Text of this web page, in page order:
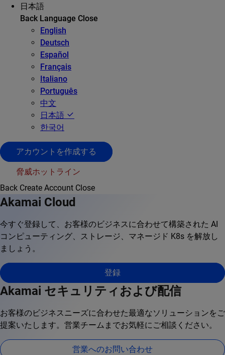
日本語
Back Language Close
English
Deutsch
Español
Français
Italiano
Português
中文
日本語
한국어
アカウントを作成する
脅威ホットライン
Back Create Account Close
Akamai Cloud
今すぐ登録して、お客様のビジネスに合わせて構築された AI
コンピューティング、ストレージ、マネージド K8s を解放し
ましょう。
登録
Akamai セキュリティおよび配信
お客様のビジネスニーズに合わせた最適なソリューションをご
提案いたします。営業チームまでお気軽にご相談ください。
営業へのお問い合わせ